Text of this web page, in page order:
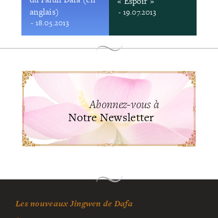
anglais)
- 18.05.2013
- 19.07.2013
Abonnez-vous à
Notre Newsletter
Les nouveaux Jingwen de Dafa